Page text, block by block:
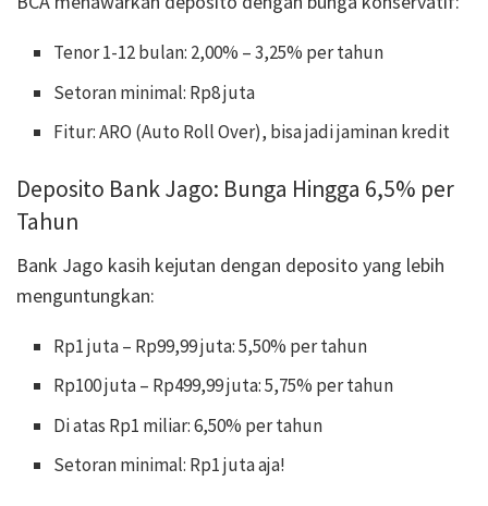
Tenor 1-12 bulan: 2,00% – 3,25% per tahun
Setoran minimal: Rp8 juta
Fitur: ARO (Auto Roll Over), bisa jadi jaminan kredit
Deposito Bank Jago: Bunga Hingga 6,5% per
Tahun
Bank Jago kasih kejutan dengan deposito yang lebih
menguntungkan:
Rp1 juta – Rp99,99 juta: 5,50% per tahun
Rp100 juta – Rp499,99 juta: 5,75% per tahun
Di atas Rp1 miliar: 6,50% per tahun
Setoran minimal: Rp1 juta aja!